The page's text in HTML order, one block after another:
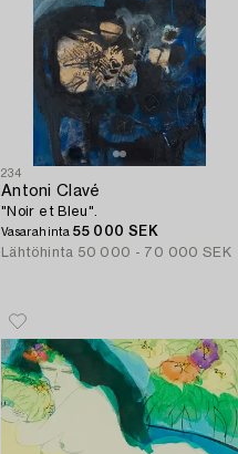
234
Antoni Clavé
"Noir et Bleu".
Vasarahinta55 000 SEK
Lähtöhinta 50 000 - 70 000 SEK